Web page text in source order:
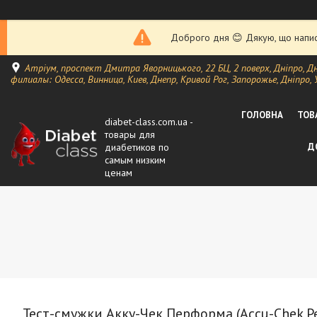
Доброго дня 😊 Дякую, що
Атріум, проспект Дмитра Яворницького, 22 БЦ, 2 поверх, Дніпро,
филиалы: Одесса, Винница, Киев, Днепр, Кривой Рог, Запорожье, Дніпро,
diabet-class.com.ua -
товары для
диабетиков по
самым низким
ценам
ГОЛОВНА
Тест-смужки Акку-Чек Перформа (Accu-Chek